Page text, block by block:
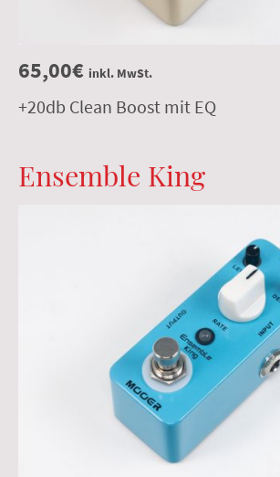
65,00€ inkl. MwSt.
+20db Clean Boost mit EQ
Ensemble King